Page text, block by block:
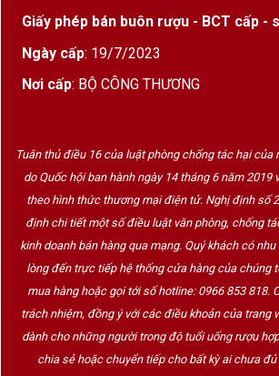
Giấy phép bán buôn rượu - BCT cấp -
Ngày cấp: 19/7/2023
Nơi cấp: BỘ CÔNG THƯƠNG
Tuân thủ điều 16 của luật phòng chống tác hại của
do Quốc hội ban hành ngày 14 tháng 6 năm 2019
theo hình thức thương mại điện tử. Nghị định số
định chi tiết một số điều luật văn phòng, chống
kinh doanh bán hàng qua mạng. Quý khách có
lòng đến trực tiếp hệ thống cửa hàng của chúng
mua hàng hoặc gọi tới số hotline: 0966 853 818.
trách nhiệm, đồng ý với các điều khoản của trang
dành cho những người trong độ tuổi uống rượu
chia sẻ hoặc chuyển tiếp cho bất kỳ ai chưa đủ